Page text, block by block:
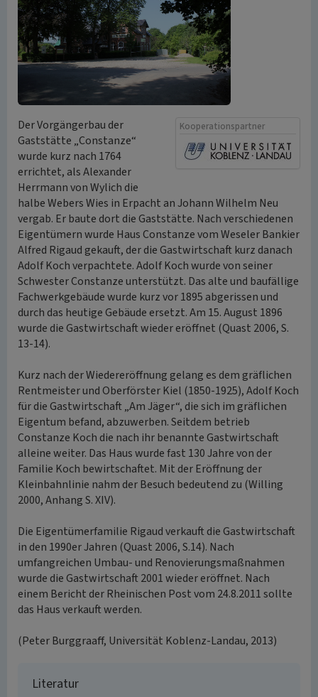
Kooperationspartner
Der Vorgängerbau der
Gaststätte „Constanze“
wurde kurz nach 1764
errichtet, als Alexander
Herrmann von Wylich die
halbe Webers Wies in Erpacht an Johann Wilhelm Neu
vergab. Er baute dort die Gaststätte. Nach verschiedenen
Eigentümern wurde Haus Constanze vom Weseler Bankier
Alfred Rigaud gekauft, der die Gastwirtschaft kurz danach
Adolf Koch verpachtete. Adolf Koch wurde von seiner
Schwester Constanze unterstützt. Das alte und baufällige
Fachwerkgebäude wurde kurz vor 1895 abgerissen und
durch das heutige Gebäude ersetzt. Am 15. August 1896
wurde die Gastwirtschaft wieder eröffnet (Quast 2006, S.
13-14).
Kurz nach der Wiedereröffnung gelang es dem gräflichen
Rentmeister und Oberförster Kiel (1850-1925), Adolf Koch
für die Gastwirtschaft „Am Jäger“, die sich im gräflichen
Eigentum befand, abzuwerben. Seitdem betrieb
Constanze Koch die nach ihr benannte Gastwirtschaft
alleine weiter. Das Haus wurde fast 130 Jahre von der
Familie Koch bewirtschaftet. Mit der Eröffnung der
Kleinbahnlinie nahm der Besuch bedeutend zu (Willing
2000, Anhang S. XIV).
Die Eigentümerfamilie Rigaud verkauft die Gastwirtschaft
in den 1990er Jahren (Quast 2006, S.14). Nach
umfangreichen Umbau- und Renovierungsmaßnahmen
wurde die Gastwirtschaft 2001 wieder eröffnet. Nach
einem Bericht der Rheinischen Post vom 24.8.2011 sollte
das Haus verkauft werden.
(Peter Burggraaff, Universität Koblenz-Landau, 2013)
Literatur